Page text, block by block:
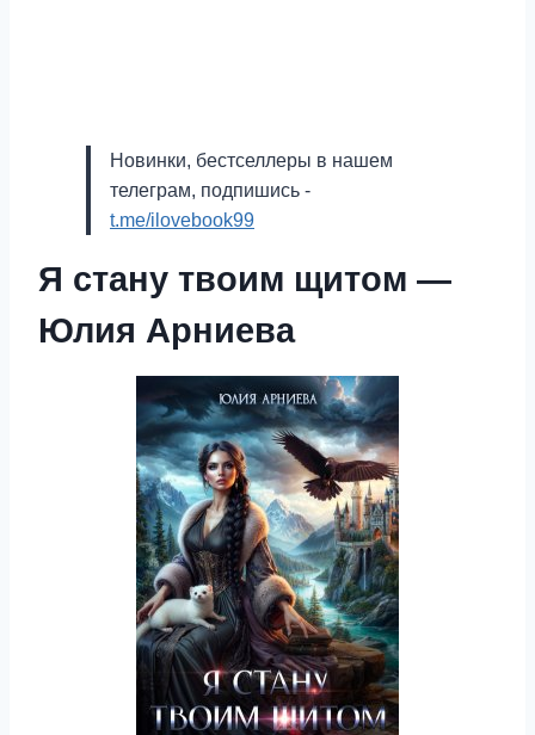
Новинки, бестселлеры в нашем
телеграм, подпишись -
t.me/ilovebook99
Я стану твоим щитом —
Юлия Арниева